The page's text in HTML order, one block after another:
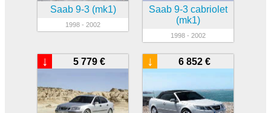
Saab 9-3 (mk1)
1998 - 2002
Saab 9-3 cabriolet
(mk1)
1998 - 2002
5 779 €
↓ 6 852 €
↓